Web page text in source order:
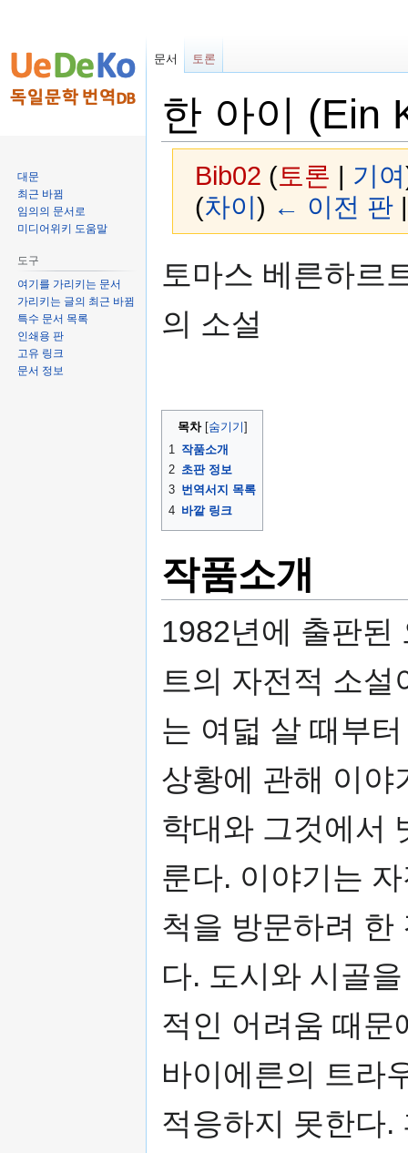
한 아이 (Ein
Bib02 (토론 | 기여
(차이) ← 이전 판|
러
기
색
러
토마스 베른하르
의 소설
목차
1
작품소개
2 초판 정보
3 번역서지 목록
4 바깥 링크
작품소개
1982년에 출판된
트의 자전적 소설
는 여덟 살 때부
상황에 관해 이야
학대와 그것에서
룬다. 이야기는
척을 방문하려 한
다. 도시와 시골
적인 어려움 때문
바이에른의 트라
적응하지 못한다.
문서 토론
대문
최근 바뀜
임의의 문서로
미디어위키 도움말
도구
여기를 가리키는 문서
가리키는 글의 최근 바뀜
특수 문서 목록
인쇄용 판
고유 링크
문서 정보